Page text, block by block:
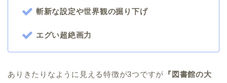
斬新な設定や世界観の掘り下げ
エグい超絶画力
ありきたりなように見える特徴が3つですが 『図書館の大